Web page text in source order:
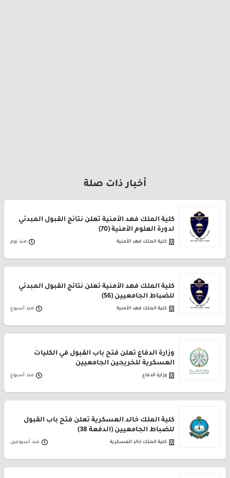
أخبار ذات صلة
كلية الملك فهد الأمنية تعلن نتائج القبول المبدئي
لدورة العلوم الأمنية (70)
كلية الملك فهد الأمنية منذ يوم
كلية الملك فهد الأمنية تعلن نتائج القبول المبدئي
للضباط الجامعيين (56)
كلية الملك فهد الأمنية منذ أسبوع
وزارة الدفاع تعلن فتح باب القبول في الكليات
العسكرية للخريجين الجامعيين
وزارة الدفاع منذ أسبوع
كلية الملك خالد العسكرية تعلن فتح باب القبول
للضباط الجامعيين (الدفعة 38)
كلية الملك خالد العسكرية منذ أسبوعين